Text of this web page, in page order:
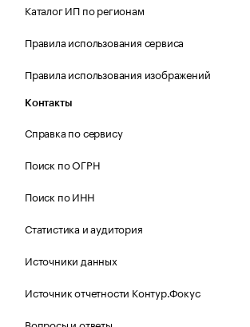
Каталог ИП по регионам
Правила использования сервиса
Правила использования изображений
Контакты
Справка по сервису
Поиск по ОГРН
Поиск по ИНН
Статистика и аудитория
Источники данных
Источник отчетности Контур.Фокус